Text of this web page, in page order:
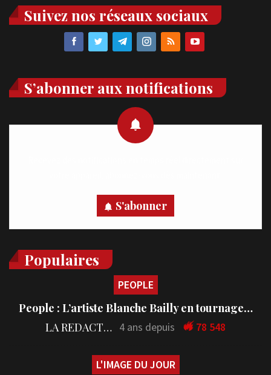
Suivez nos réseaux sociaux
S’abonner aux notifications
S'abonner
Populaires
PEOPLE
People : L’artiste Blanche Bailly en tournage…
LA REDACTION 4 ans depuis 78 548
L'IMAGE DU JOUR